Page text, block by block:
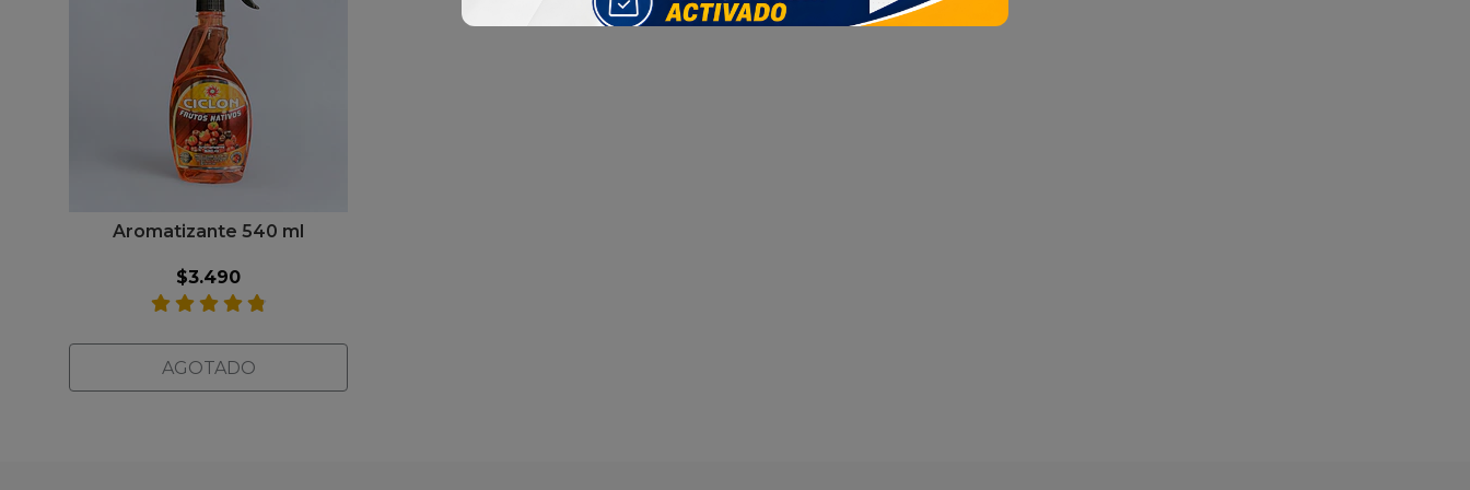
Aromatizante 540 ml
$3.490
AGOTADO